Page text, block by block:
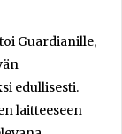
Guardianille,
edullisesti.
laitteeseen